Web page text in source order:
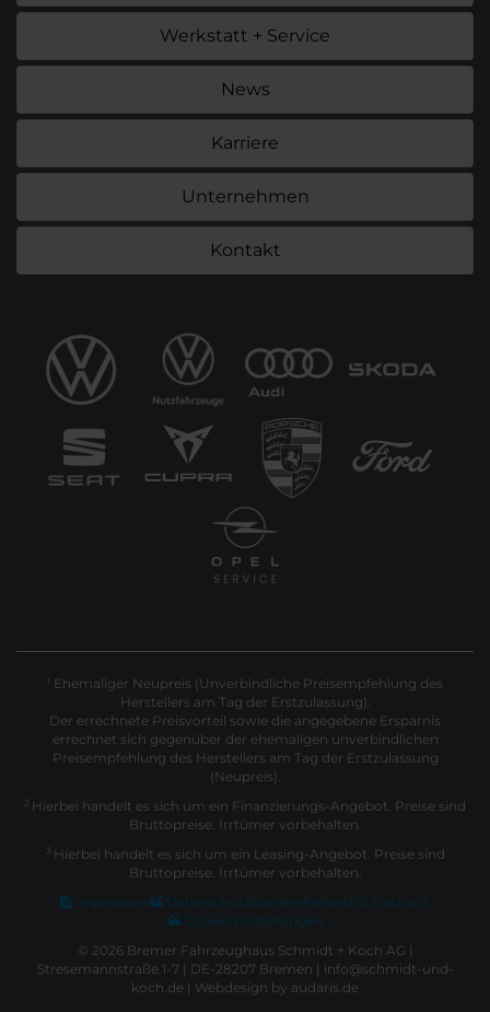
Werkstatt + Service
News
Karriere
Unternehmen
Kontakt
1 Ehemaliger Neupreis (Unverbindliche Preisempfehlung des
Herstellers am Tag der Erstzulassung).
Der errechnete Preisvorteil sowie die angegebene Ersparnis
errechnet sich gegenüber der ehemaligen unverbindlichen
Preisempfehlung des Herstellers am Tag der Erstzulassung
(Neupreis).
2 Hierbei handelt es sich um ein Finanzierungs-Angebot. Preise sind
Bruttopreise. Irrtümer vorbehalten.
3 Hierbei handelt es sich um ein Leasing-Angebot. Preise sind
Bruttopreise. Irrtümer vorbehalten.
Impressum
Datenschutz Barrierefreiheit EU Data Act
Cookie Einstellungen
© 2026 Bremer Fahrzeughaus Schmidt + Koch AG |
Stresemannstraße 1-7 | DE-28207 Bremen | info@schmidt-und-
koch.de | Webdesign by audaris.de